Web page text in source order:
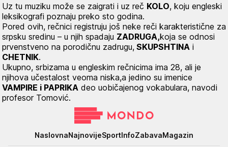
Uz tu muziku može se zaigrati i uz reč KOLO, koju engleski
leksikografi poznaju preko sto godina.
Pored ovih, rečnici registruju još neke reči karakteristične za
srpsku sredinu – u njih spadaju ZADRUGA,koja se odnosi
prvenstveno na porodičnu zadrugu, SKUPSHTINA i
CHETNIK.
Ukupno, srbizama u engleskim rečnicima ima 28, ali je
njihova učestalost veoma niska,a jedino su imenice
VAMPIRE i PAPRIKA deo uobičajenog vokabulara, navodi
profesor Tomović.
NaslovnaNajnovijeSportInfoZabavaMagazin